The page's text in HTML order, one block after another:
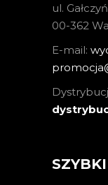
ul.
00-362
E-mail: